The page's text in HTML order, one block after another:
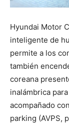
Hyundai Motor
inteligente de
permite a los
también
coreana
inalámbrica
acompañado
parking (AVPS,